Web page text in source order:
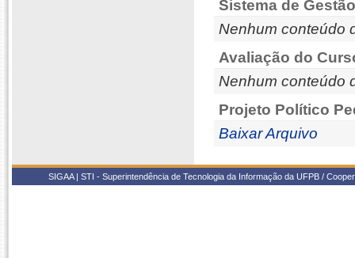
Sistema de
Nenhum conteúdo
Avaliação do
Nenhum conteúdo
Projeto Político
Baixar Arquivo
SIGAA | STI - Superintendência de Tecnologia da Informação da UFPB /